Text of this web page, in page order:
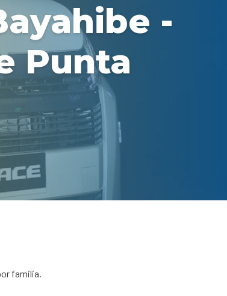
-
Punta
familia.